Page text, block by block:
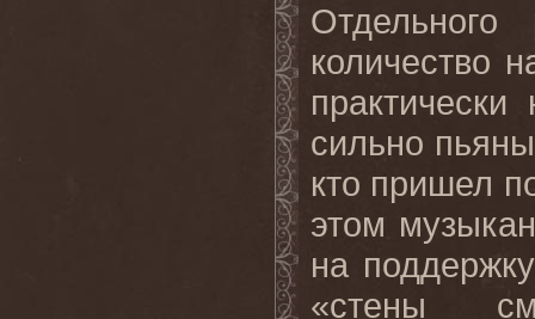
Отдельного
количество
сильно
кто пришел
этом
на
«стены